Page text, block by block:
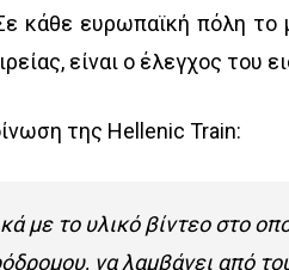
κάθε ευρωπαϊκή πόλη το
είναι ο έλεγχος του
της Hellenic Train:
με το υλικό βίντεο στο
να λαμβάνει από